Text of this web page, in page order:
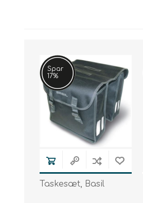
Spar
17%
Taskesæt, Basil